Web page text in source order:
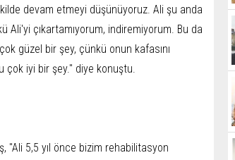
devam etmeyi düşünüyoruz. Ali şu anda
Ali'yi çıkartamıyorum, indiremiyorum. Bu da
güzel bir şey, çünkü onun kafasını
çok iyi bir şey." diye konuştu.
"Ali 5,5 yıl önce bizim rehabilitasyon